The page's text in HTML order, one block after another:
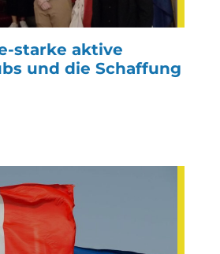
starke aktive
und die Schaffung